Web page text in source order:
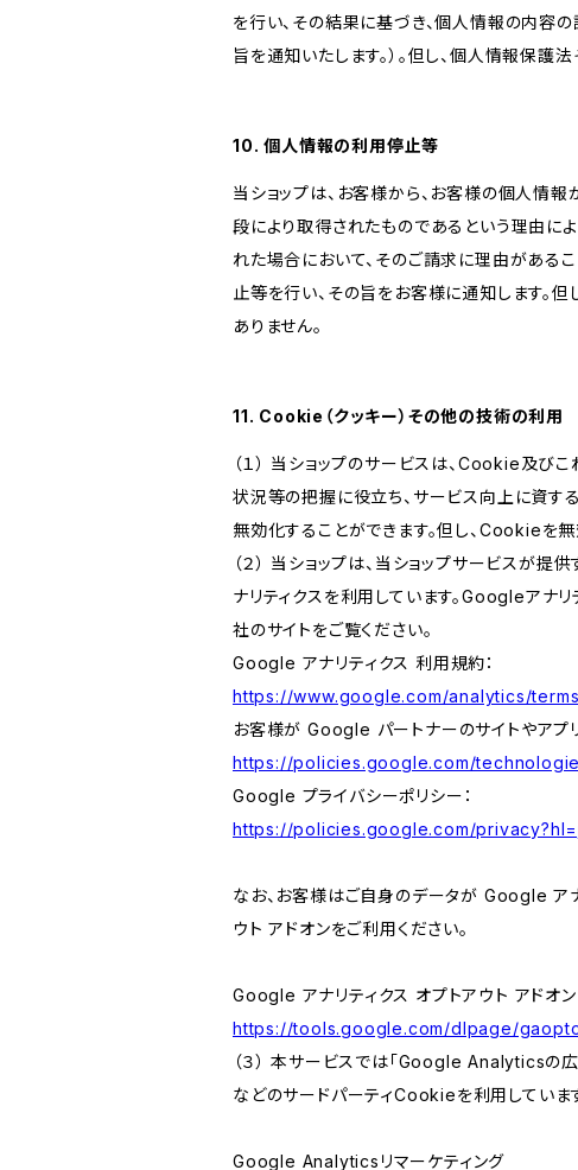
を行い、その結果に基づき、個人情報の内容
旨を通知いたします。）。但し、個人情報保護
10. 個人情報の利用停止等
当ショップは、お客様から、お客様の個人情
段により取得されたものであるという理由に
れた場合において、そのご請求に理由がある
止等を行い、その旨をお客様に通知します。
ありません。
11. Cookie（クッキー）その他の技術の利用
（１） 当ショップのサービスは、Cookie及び
状況等の把握に役立ち、サービス向上に資す
無効化することができます。但し、Cookieを
（２） 当ショップは、当ショップサービス
ナリティクスを利用しています。Googleアナ
社のサイトをご覧ください。
Google アナリティクス 利用規約：
https://www.google.com/analytics/
お客様が Google パートナーのサイトやアプ
https://policies.google.com/
Google プライバシーポリシー：
https://policies.google.com/
なお、お客様はご自身のデータが Google ア
ウト アドオンをご利用ください。
Google アナリティクス オプトアウト アドオン
https://tools.google.com/dlpage/
（３） 本サービスでは「Google Analytics
などのサードパーティCookieを利用していま
Google Analyticsリマーケティング